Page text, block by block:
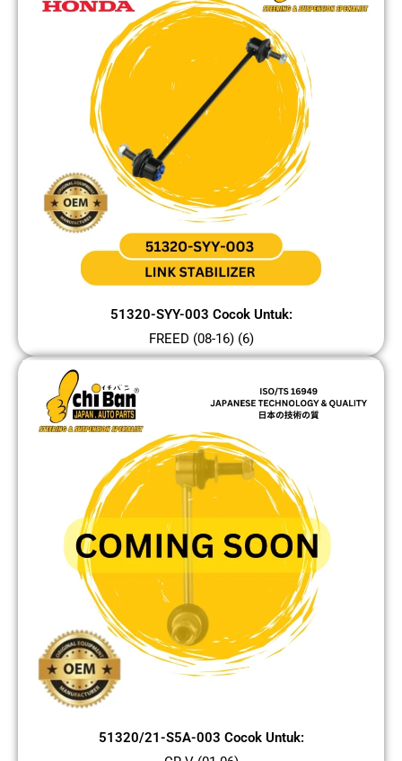
51320-SYY-003 Cocok Untuk:
FREED (08-16) (6)
51320/21-S5A-003 Cocok Untuk: